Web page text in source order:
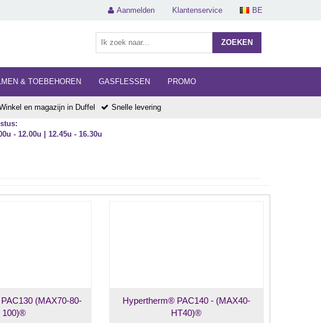
BE
Klantenservice
Aanmelden
ZOEKEN
& TOEBEHOREN GASFLESSEN PROMO
en magazijn in Duffel
Snelle levering
- 12.00u | 12.45u - 16.30u
(MAX70-80-
100)®
Hypertherm® PAC140 - (MAX40-
HT40)®